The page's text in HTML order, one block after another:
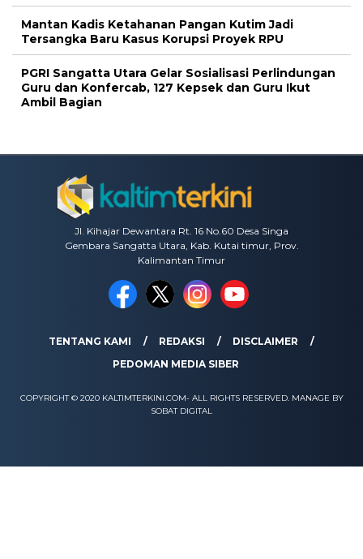
Mantan Kadis Ketahanan Pangan Kutim Jadi
Tersangka Baru Kasus Korupsi Proyek RPU
PGRI Sangatta Utara Gelar Sosialisasi Perlindungan
Guru dan Konfercab, 127 Kepsek dan Guru Ikut
Ambil Bagian
Jl. Kihajar Dewantara Rt. 16 No.60 Desa Singa
Gembara Sangatta Utara, Kab. Kutai timur, Prov.
Kalimantan Timur
TENTANG KAMI REDAKSI
DISCLAIMER
PEDOMAN MEDIA SIBER
COPYRIGHT © 2020 KALTIMTERKINI.COM- ALL RIGHTS RESERVED. MANAGE BY
SOBAT DIGITAL